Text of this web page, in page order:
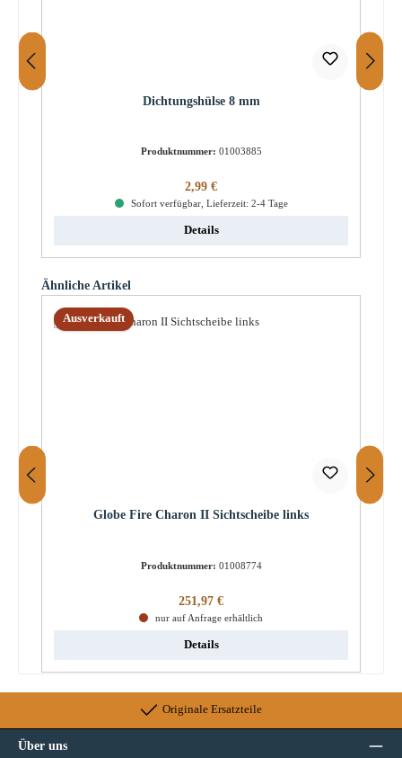
Dichtungshülse 8 mm
Produktnummer: 01003885
Regulärer Preis:
2,99 €
Sofort verfügbar, Lieferzeit: 2-4 Tage
Details
Produktgalerie überspringen
Ähnliche Artikel
Ausverkauft
Globe Fire Charon II Sichtscheibe links
Produktnummer: 01008774
Regulärer Preis:
251,97 €
nur auf Anfrage erhältlich
Details
Originale Ersatzteile
Über uns